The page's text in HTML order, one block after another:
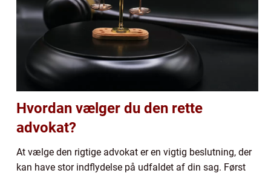
Hvordan vælger du den rette
advokat?
At vælge den rigtige advokat er en vigtig beslutning, der
kan have stor indflydelse på udfaldet af din sag. Først